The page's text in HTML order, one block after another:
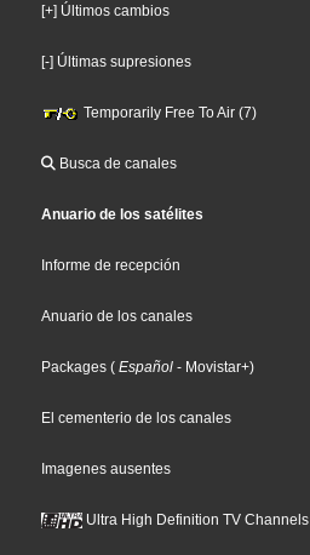
[+] Últimos cambios
[-] Últimas supresiones
Temporarily Free To Air (7)
Busca de canales
Anuario de los satélites
Informe de recepción
Anuario de los canales
Packages ( Español - Movistar+)
El cementerio de los canales
Imagenes ausentes
Ultra High Definition TV Channels